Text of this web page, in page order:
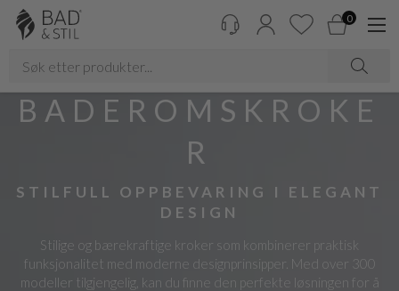
0
BADEROMSKROKE
R
STILFULL OPPBEVARING I ELEGANT
DESIGN
Stilige og bærekraftige kroker som kombinerer praktisk
funksjonalitet med moderne designprinsipper. Med over 300
modeller tilgjengelig, kan du finne den perfekte løsningen for å